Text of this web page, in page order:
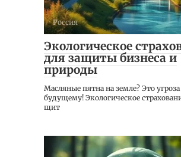
Россия
Экологическое
для защиты бизнеса и
природы
Масляные пятна на земле? Это
будущему! Экологическое
щит